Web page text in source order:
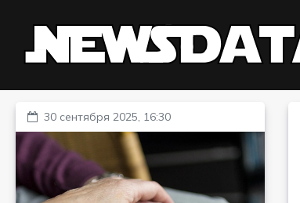
30 сентября 2025, 16:30